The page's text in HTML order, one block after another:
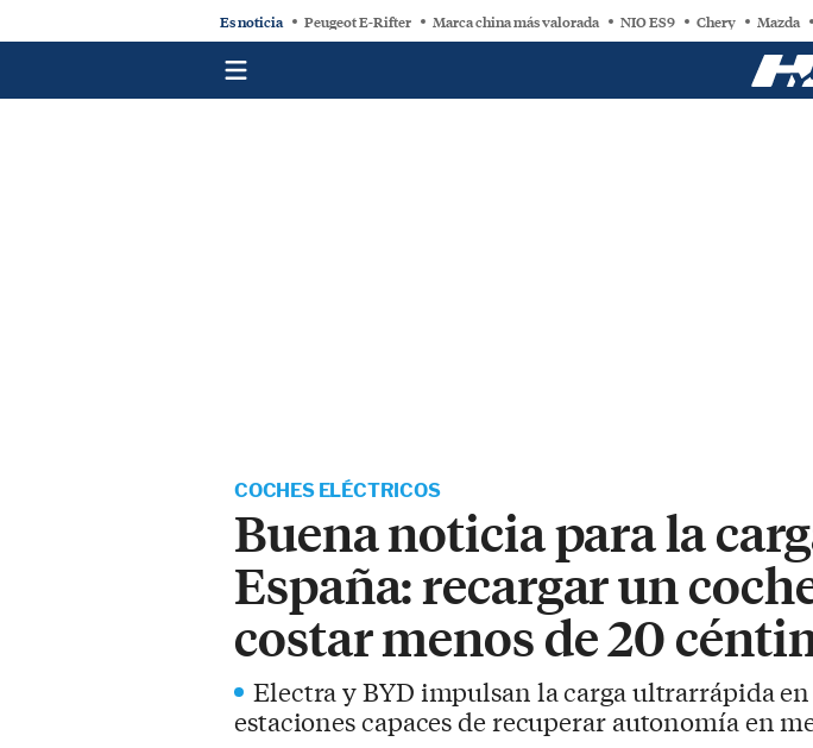
Es noticia Peugeot E-Rifter Marca china más valorada NIO ES9 Chery Mazda
COCHES ELÉCTRICOS
Buena noticia para la
España: recargar un
costar menos de 20
Electra y BYD impulsan la carga ultrarrápida
estaciones capaces de recuperar autonomía en